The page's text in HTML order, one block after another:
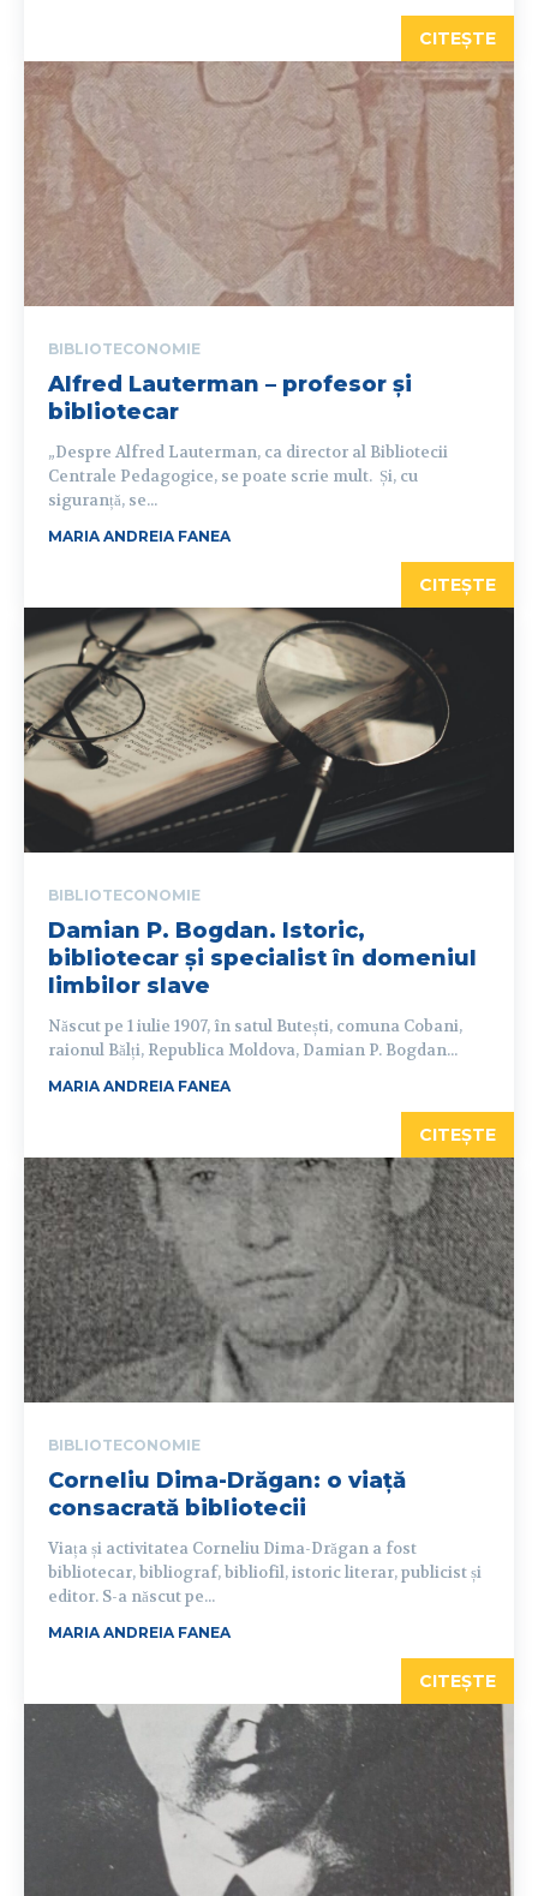
CITEȘTE
BIBLIOTECONOMIE
Alfred Lauterman – profesor și
bibliotecar
„Despre Alfred Lauterman, ca director al Bibliotecii
Centrale Pedagogice, se poate scrie mult. Și, cu
siguranță, se...
MARIA ANDREIA FANEA
CITEȘTE
BIBLIOTECONOMIE
Damian P. Bogdan. Istoric,
bibliotecar și specialist în domeniul
limbilor slave
Născut pe 1 iulie 1907, în satul Butești, comuna Cobani,
raionul Bălți, Republica Moldova, Damian P. Bogdan...
MARIA ANDREIA FANEA
CITEȘTE
BIBLIOTECONOMIE
Corneliu Dima-Drăgan: o viață
consacrată bibliotecii
Viața și activitatea Corneliu Dima-Drăgan a fost
bibliotecar, bibliograf, bibliofil, istoric literar, publicist și
editor. S-a născut pe...
MARIA ANDREIA FANEA
CITEȘTE